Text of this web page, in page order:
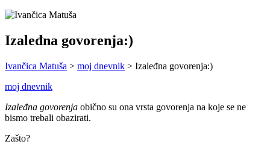
Izaleđna govorenja:)
Ivančica Matuša > moj dnevnik > Izaleđna govorenja:)
moj dnevnik
Izaleđna govorenja obično su ona vrsta govorenja na koje se ne
bismo trebali obazirati.
Zašto?